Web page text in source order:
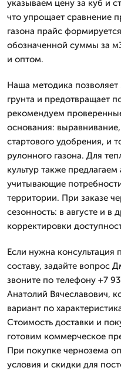
указываем цену за куб и
что упрощает сравнение
газона прайс
обозначенной суммы за
и оптом.
Наша методика
грунта и предотвращает
рекомендуем
основания:
стартового удобрения, и
рулонного газона. Для
культур также
учитывающие
территории. При заказе
сезонность: в августе и
корректировки
Если нужна консультация
составу, задайте вопрос
звоните по телефону +7
Анатолий Вячеславович,
вариант по
Стоимость доставки и
готовим коммерческое
При покупке чернозема
условия и скидки для